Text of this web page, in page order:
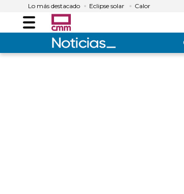
Lo más destacado Eclipse solar Calor
Menú